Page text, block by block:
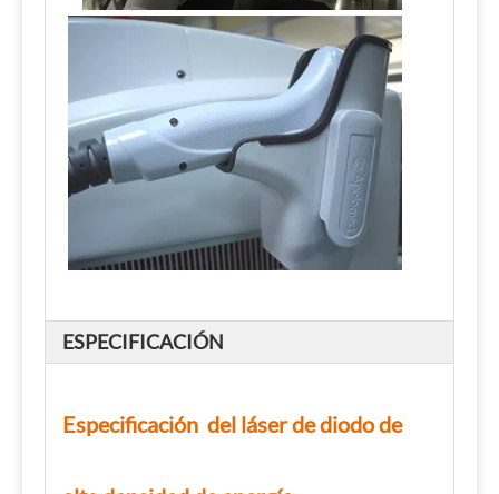
ESPECIFICACIÓN
Especificación del láser de diodo de